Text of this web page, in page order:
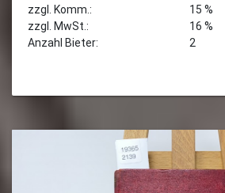
zzgl. Komm.:
15 %
zzgl. MwSt.:
16 %
Anzahl Bieter:
2